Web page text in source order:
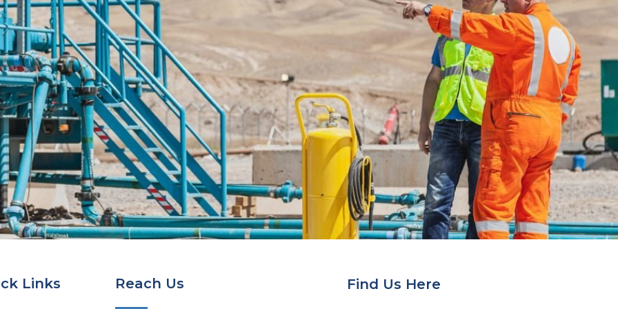
Links Reach Us Find Us Here